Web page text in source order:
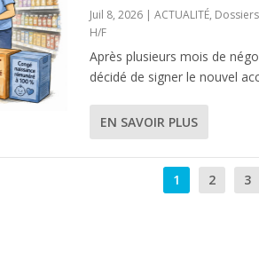
Juil 8, 2026| ACTUALITÉ,
H/F
Après plusieurs mois de
décidé de signer le nouvel
EN SAVOIR PLUS
1 2 3